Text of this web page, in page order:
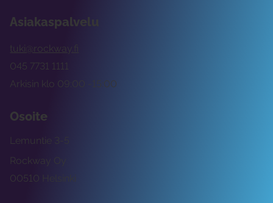
Asiakaspalvelu
tuki@rockway.fi
Arkisin klo 09:00 -15:00
045 7731 1111
Osoite
Rockway Oy
Lemuntie 3-5
00510 Helsinki